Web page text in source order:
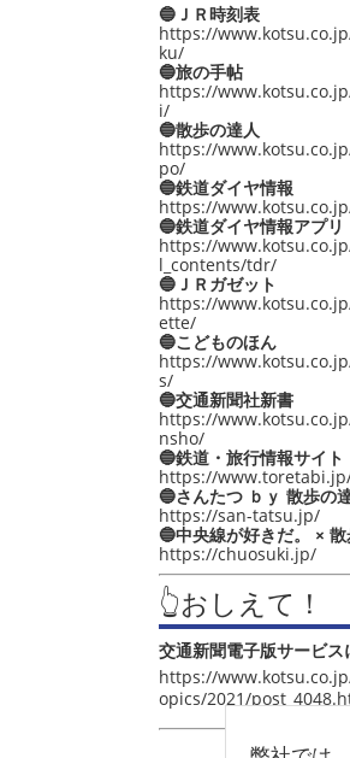
🔵ＪＲ時刻表
https://
ku/
🔵旅の手帖
https://
i/
🔵散歩の達人
https://
po/
🔵鉄道ダイヤ情報
https://
🔵鉄道ダイヤ情報アプリ
https://
l_contents/tdr/
🔵ＪＲガゼット
https://
ette/
🔵こどものほん
https://
s/
🔵交通新聞社新書
https://
nsho/
🔵鉄道・旅行情報サイト
https://
🔵さんたつ ｂｙ 散歩の
https://san-tatsu.jp/
🔵中央線が好きだ。 ×
https://chuosuki.jp/
👆おしえて！
交通新聞電子版サービ
https://
opics/2021/